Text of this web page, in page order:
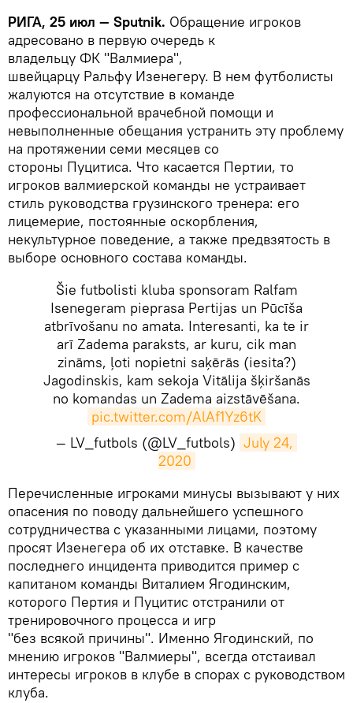
РИГА, 25 июл — Sputnik. Обращение игроков
адресовано в первую очередь к
владельцу ФК "Валмиера",
швейцарцу Ральфу Изенегеру. В нем футболисты
жалуются на отсутствие в команде
профессиональной врачебной помощи и
невыполненные обещания устранить эту проблему
на протяжении семи месяцев со
стороны Пуцитиса. Что касается Пертии, то
игроков валмиерской команды не устраивает
стиль руководства грузинского тренера: его
лицемерие, постоянные оскорбления,
некультурное поведение, а также предвзятость в
выборе основного состава команды.
Šie futbolisti kluba sponsoram Ralfam
Isenegeram pieprasa Pertijas un Pūcīša
atbrīvošanu no amata. Interesanti, ka te ir
arī Zadema paraksts, ar kuru, cik man
zināms, ļoti nopietni saķērās (iesita?)
Jagodinskis, kam sekoja Vitālija šķiršanās
no komandas un Zadema aizstāvēšana.
pic.twitter.com/AlAf1Yz6tK
— LV_futbols (@LV_futbols) July 24,
2020
Перечисленные игроками минусы вызывают у них
опасения по поводу дальнейшего успешного
сотрудничества с указанными лицами, поэтому
просят Изенегера об их отставке. В качестве
последнего инцидента приводится пример с
капитаном команды Виталием Ягодинским,
которого Пертия и Пуцитис отстранили от
тренировочного процесса и игр
"без всякой причины". Именно Ягодинский, по
мнению игроков "Валмиеры", всегда отстаивал
интересы игроков в клубе в спорах с руководством
клуба.